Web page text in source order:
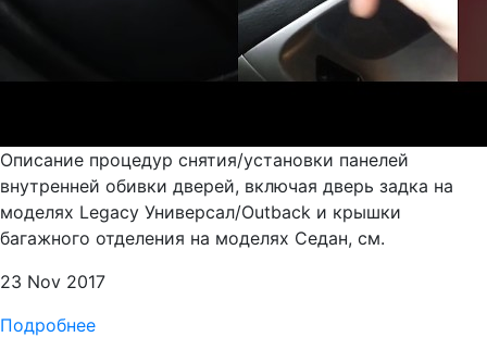
Описание процедур снятия/установки панелей
внутренней обивки дверей, включая дверь задка на
моделях Legacy Универсал/Outback и крышки
багажного отделения на моделях Седан, см.
23 Nov 2017
Подробнее